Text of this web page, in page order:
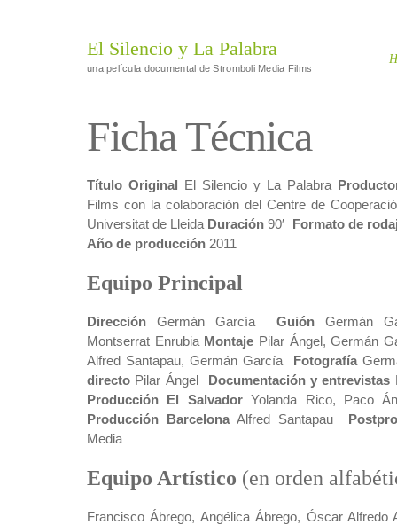
El Silencio y La Palabra
una película documental de Stromboli Media Films
Ficha Técnica
Título Original El Silencio y La Palabra
Films con la colaboración del Centre de
Universitat de Lleida Duración90′
Formato de
Año de producción 2011
Equipo Principal
Dirección Germán García Guión Germán
Montserrat Enrubia Montaje Pilar Ángel, Germán
Alfred Santapau, Germán García
Fotografía
directo Pilar Ángel Documentación y entrevistas
Producción El SalvadorYolanda Rico, Paco
Producción
BarcelonaAlfred Santapau
Media
Equipo Artístico (en orden
Francisco Ábrego, Angélica Ábrego, Óscar Alfredo